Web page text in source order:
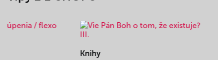
Knihy